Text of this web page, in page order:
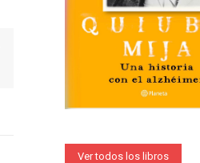
Ver todos los libros